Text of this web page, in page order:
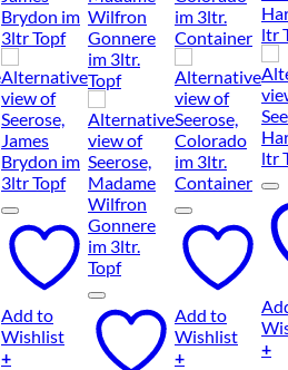
Add to
Wishlist
+
Add to
Wishlist
+
+